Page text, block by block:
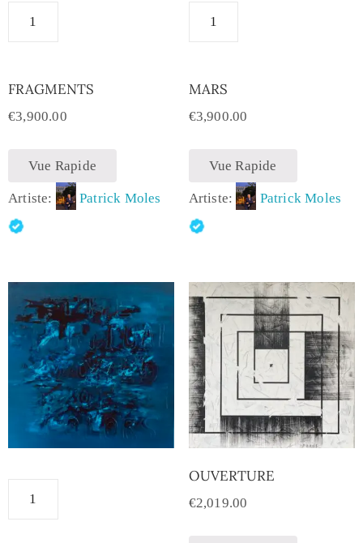
FRAGMENTS
€3,900.00
Vue Rapide
Artiste: Patrick Moles
MARS
€3,900.00
Vue Rapide
Artiste: Patrick Moles
OUVERTURE
€2,019.00